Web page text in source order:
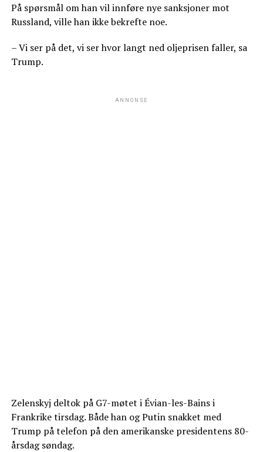
På spørsmål om han vil innføre nye sanksjoner mot
Russland, ville han ikke bekrefte noe.
– Vi ser på det, vi ser hvor langt ned oljeprisen faller, sa
Trump.
ANNONSE
Zelenskyj deltok på G7-møtet i Évian-les-Bains i
Frankrike tirsdag. Både han og Putin snakket med
Trump på telefon på den amerikanske presidentens 80-
årsdag søndag.